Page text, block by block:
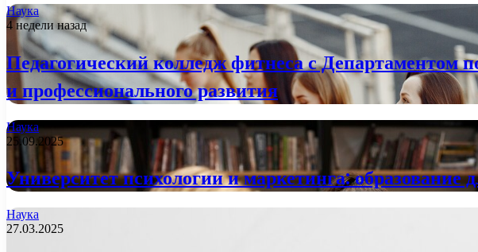
Наука
4 недели назад
Педагогический колледж фитнеса с Департаментом
и профессионального развития
Наука
25.09.2025
Университет психологии и маркетинга: образование
Наука
27.03.2025